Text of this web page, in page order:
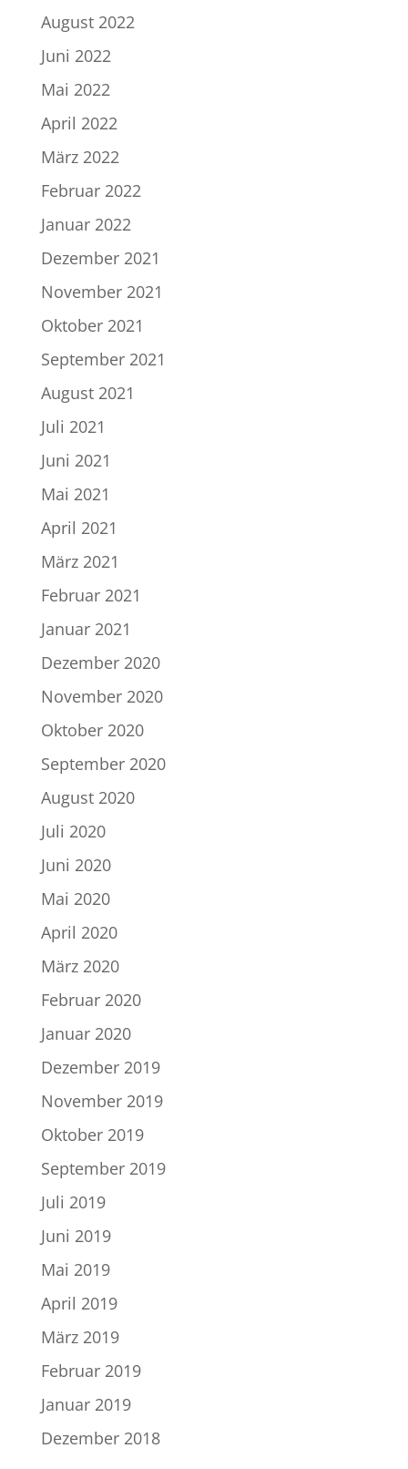
August 2022
Juni 2022
Mai 2022
April 2022
März 2022
Februar 2022
Januar 2022
Dezember 2021
November 2021
Oktober 2021
September 2021
August 2021
Juli 2021
Juni 2021
Mai 2021
April 2021
März 2021
Februar 2021
Januar 2021
Dezember 2020
November 2020
Oktober 2020
September 2020
August 2020
Juli 2020
Juni 2020
Mai 2020
April 2020
März 2020
Februar 2020
Januar 2020
Dezember 2019
November 2019
Oktober 2019
September 2019
Juli 2019
Juni 2019
Mai 2019
April 2019
März 2019
Februar 2019
Januar 2019
Dezember 2018